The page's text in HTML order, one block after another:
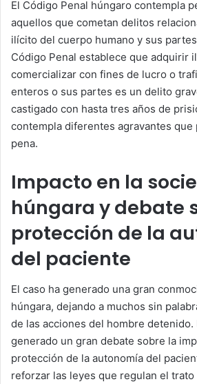
El Código Penal húngaro contempla
aquellos que cometan delitos
ilícito del cuerpo humano y sus
Código Penal establece que adquirir
comercializar con fines de lucro o
enteros o sus partes es un delito
castigado con hasta tres años de
contempla diferentes agravantes que
pena.
Impacto en la
húngara y debate
protección de la
del paciente
El caso ha generado una gran
húngara, dejando a muchos sin
de las acciones del hombre detenido.
generado un gran debate sobre la
protección de la autonomía del
reforzar las leyes que regulan el